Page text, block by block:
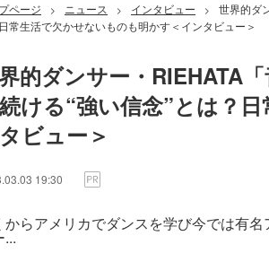
ページ > ニュース > インタビュー >
世界的ダ
常生活で欠かせないものも明かす＜インタビュー＞
的ダンサー・RIEHATA
ける“強い信念”とは？
ビュー＞
19:30
からアメリカでダンスを学び今では有
...